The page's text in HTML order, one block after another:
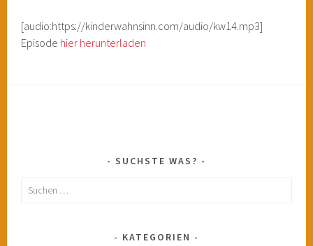
[audio:https://kinderwahnsinn.com/audio/kw14.mp3]
Episode hier herunterladen
SUCHSTE WAS?
Suchen
KATEGORIEN